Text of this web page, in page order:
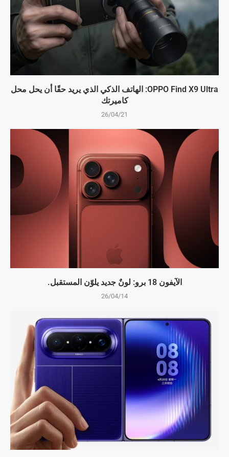
OPPO Find X9 Ultra: الهاتف الذكي الذي يريد حقًا أن يحل محل
كاميرتك
26/04/21
الآيفون 18 برو: لونٌ جديد يلوّن المستقبل.
26/04/14